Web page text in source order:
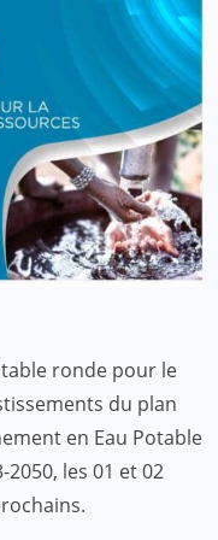
ronde pour le
du plan
en Eau Potable
les 01 et 02